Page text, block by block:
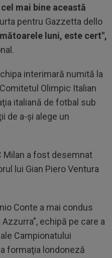
mai bine această
pentru Gazzetta dello
luni, este cert",
interimară numită la
Olimpic Italian
italiană de fotbal sub
de a-şi alege un
Milan a fost desemnat
lui Gian Piero Ventura
Conte a mai condus
echipă pe care a
Campionatului
formaţia londoneză